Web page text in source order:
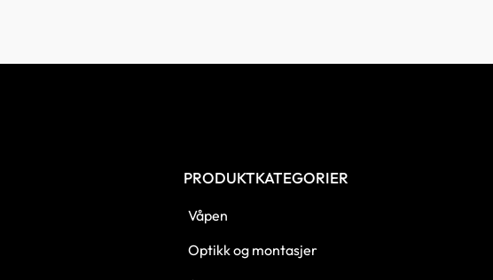
PRODUKTKATEGORIER
Våpen
Optikk og montasjer